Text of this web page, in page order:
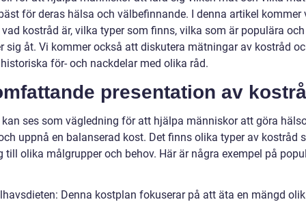
för deras hälsa och välbefinnande. I denna artikel kommer
kostråd är, vilka typer som finns, vilka som är populära
sig åt. Vi kommer också att diskutera mätningar av kostråd
för- och nackdelar med olika råd.
presentation av
ses som vägledning för att hjälpa människor att göra
uppnå en balanserad kost. Det finns olika typer av kostråd
till olika målgrupper och behov. Här är några exempel på
Denna kostplan fokuserar på att äta en mängd